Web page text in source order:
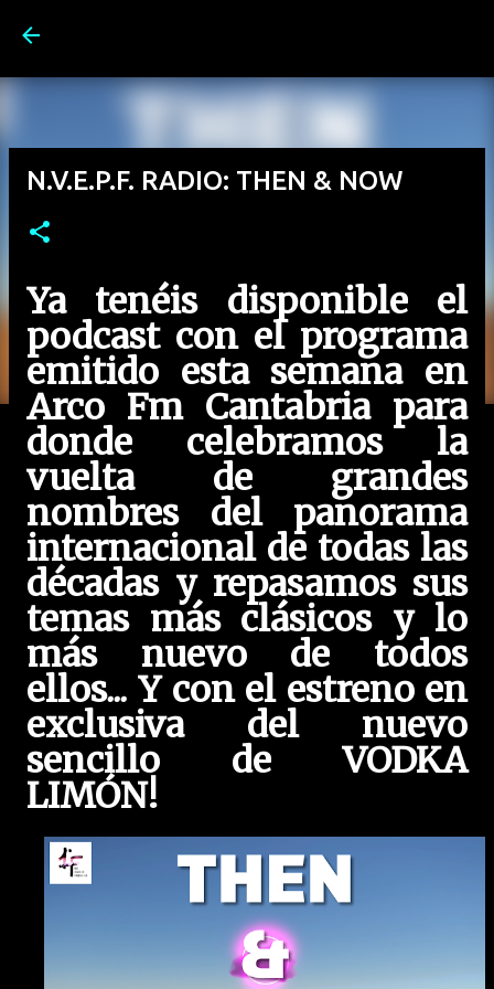
N.V.E.P.F. RADIO: THEN & NOW
Ya tenéis disponible el
podcast con el programa
emitido esta semana en
Arco Fm Cantabria para
donde celebramos la
vuelta de grandes
nombres del panorama
internacional de todas las
décadas y repasamos sus
temas más clásicos y lo
más nuevo de todos
ellos... Y con el estreno en
exclusiva del nuevo
sencillo de VODKA
LIMÓN!